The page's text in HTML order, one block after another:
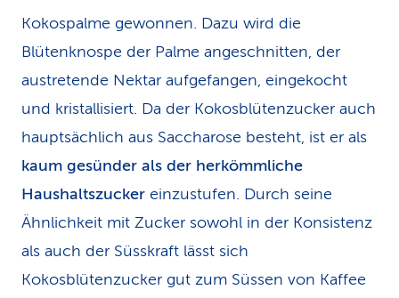
Kokospalme gewonnen. Dazu wird die
Blütenknospe der Palme angeschnitten, der
austretende Nektar aufgefangen, eingekocht
und kristallisiert. Da der Kokosblütenzucker auch
hauptsächlich aus Saccharose besteht, ist er als
kaum gesünder als der herkömmliche
Haushaltszucker einzustufen. Durch seine
Ähnlichkeit mit Zucker sowohl in der Konsistenz
als auch der Süsskraft lässt sich
Kokosblütenzucker gut zum Süssen von Kaffee